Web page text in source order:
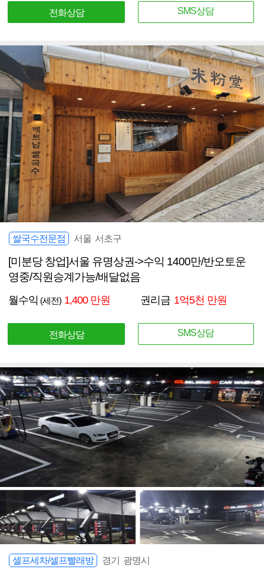
전화상담 SMS상담
쌀국수전문점 서울 서초구
[미분당 창업]서울 유명상권->수익 1400만/반오토운
영중/직원승계가능/배달없음
월수익 (세전) 1,400 만원 권리금 1억5천 만원
전화상담 SMS상담
셀프세차/셀프빨래방 경기 광명시